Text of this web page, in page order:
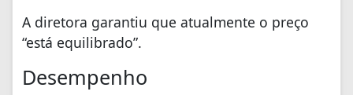
A diretora garantiu que atualmente o preço
“está equilibrado”.
Desempenho